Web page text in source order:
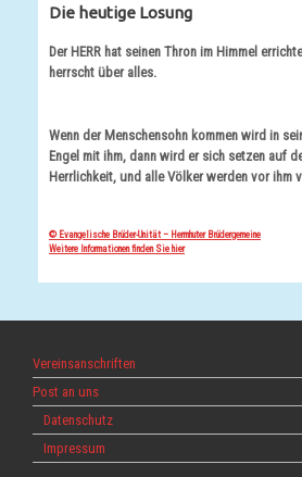
Die heutige Losung
Der HERR hat seinen Thron im Himmel
herrscht über alles.
Wenn der Menschensohn kommen wird in
Engel mit ihm, dann wird er sich setzen auf
Herrlichkeit, und alle Völker werden vor ihm
© Evangelische Brüder-Unität – Herrnhuter Brüdergemeine
Weitere Informationen finden Sie hier
Vereinsanschriften
Post an uns
Datenschutz
Impressum